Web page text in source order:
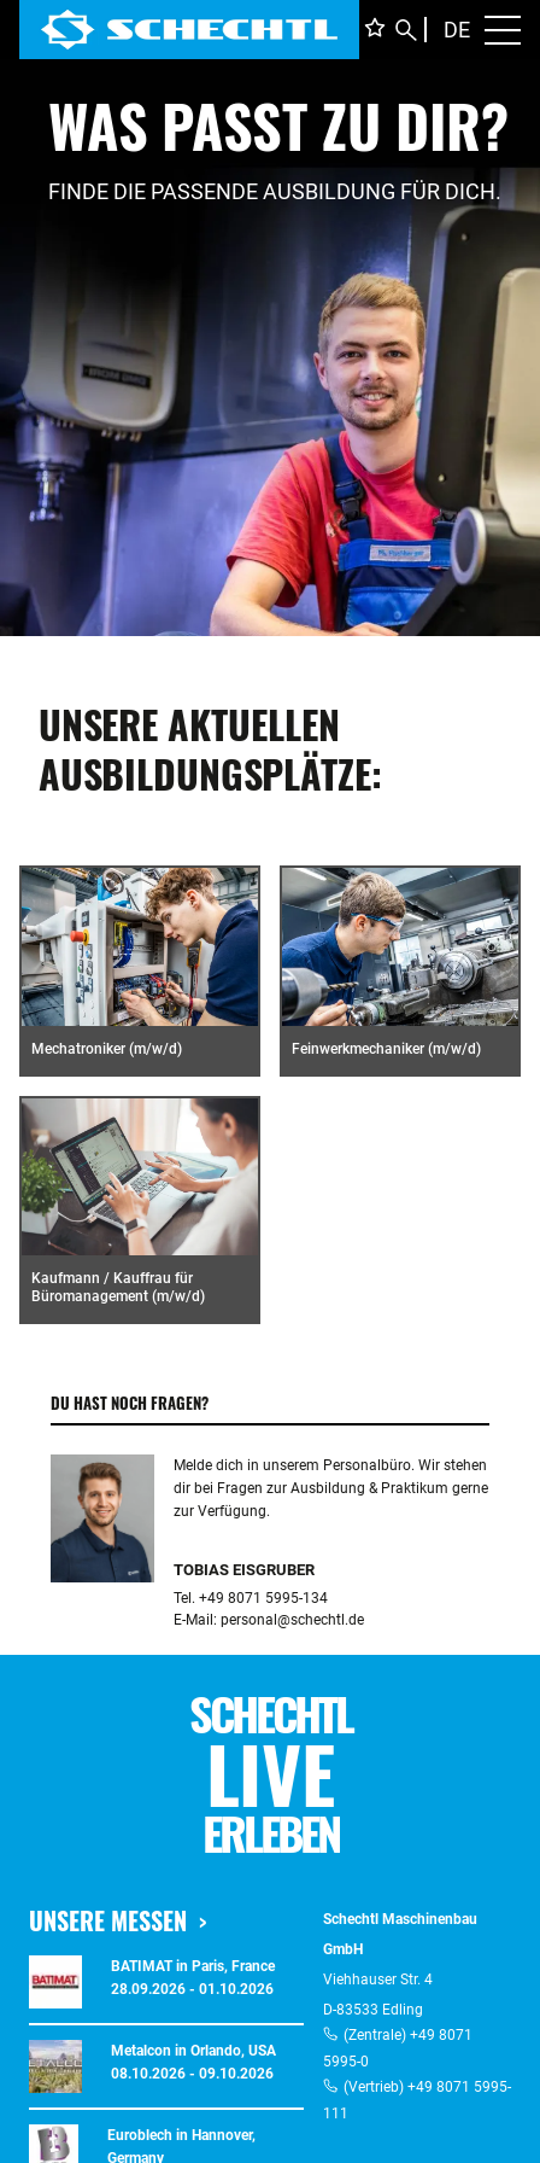
DE
WAS PASST ZU DIR?
FINDE DIE PASSENDE AUSBILDUNG FÜR DICH.
UNSERE AKTUELLEN
AUSBILDUNGSPLÄTZE:
Mechatroniker (m/w/d) Feinwerkmechaniker (m/w/d)
Kaufmann / Kauffrau für
Büromanagement (m/w/d)
DU HAST NOCH FRAGEN?
Melde dich in unserem Personalbüro. Wir stehen
dir bei Fragen zur Ausbildung & Praktikum gerne
zur Verfügung.
TOBIAS EISGRUBER
Tel. +49 8071 5995-134
E-Mail: personal@schechtl.de
SCHECHTL
LIVE
ERLEBEN
UNSERE MESSEN
BATIMAT in Paris, France
28.09.2026 - 01.10.2026
Metalcon in Orlando, USA
08.10.2026 - 09.10.2026
Euroblech in Hannover,
Germany
Schechtl Maschinenbau
GmbH
Viehhauser Str. 4
D-83533 Edling
(Zentrale) +49 8071
5995-0
(Vertrieb) +49 8071 5995-
111